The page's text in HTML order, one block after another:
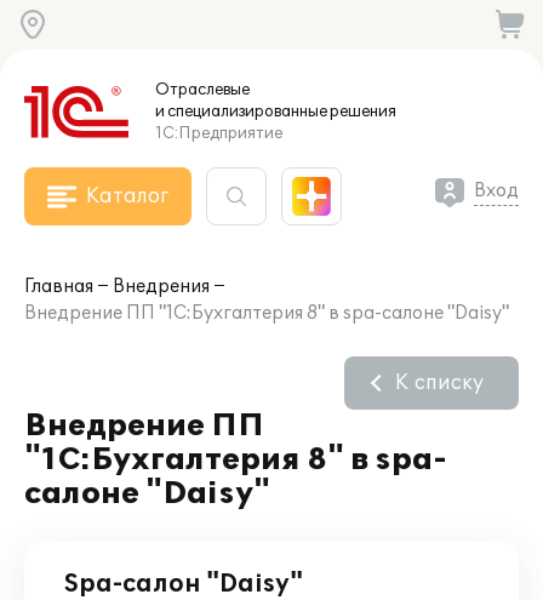
Отраслевые
и специализированныерешения
1С:Предприятие
Каталог Вход
Главная
Внедрения
Внедрение ПП "1С:Бухгалтерия 8" в spa-салоне "Daisy"
Внедрение ПП
"1С:Бухгалтерия 8" в spa-
салоне "Daisy"
К списку
Spa-салон "Daisy"